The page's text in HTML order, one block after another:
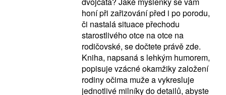
honí při zařizování před i po porodu,
či nastalá situace přechodu
starostlivého otce na otce na
rodičovské, se dočtete právě zde.
Kniha, napsaná s lehkým humorem,
popisuje vzácné okamžiky založení
rodiny očima muže a vykresluje
jednotlivé milníky do detailů, abyste